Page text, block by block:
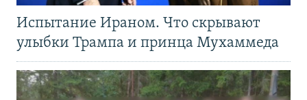
Испытание Ираном. Что скрывают
улыбки Трампа и принца Мухаммеда